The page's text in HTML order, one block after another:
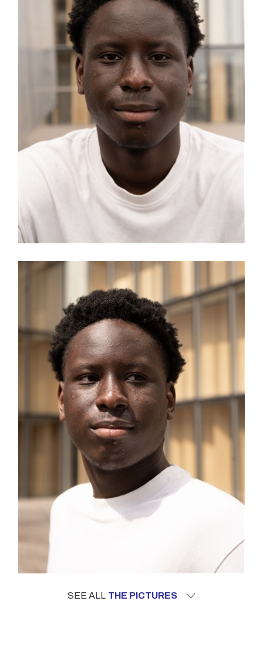
SEE ALL THE PICTURES